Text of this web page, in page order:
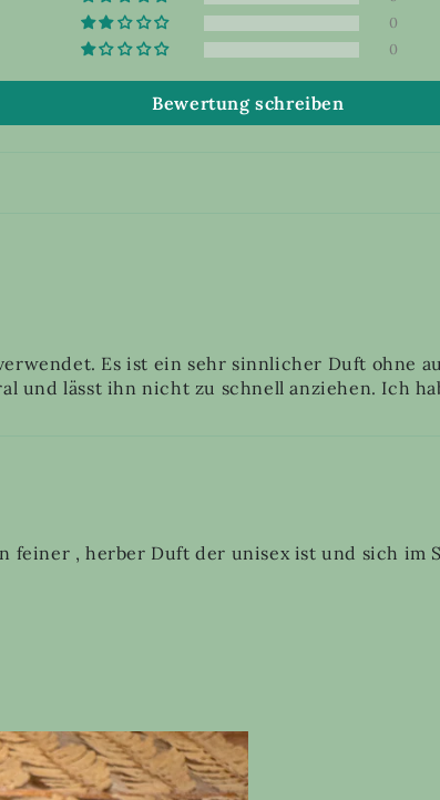
0
0
Bewertung schreiben
Es ist ein sehr sinnlicher Duft ohne
und lässt ihn nicht zu schnell anziehen. Ich
feiner , herber Duft der unisex ist und sich im